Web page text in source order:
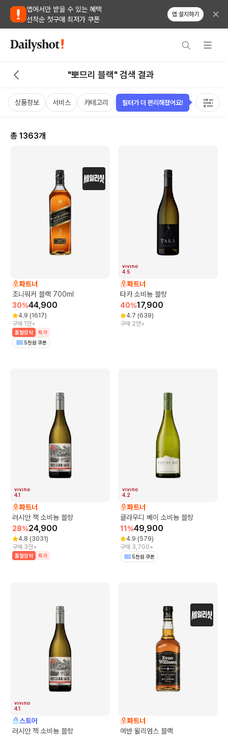
앱에서만 받을 수 있는 혜택
선착순 첫구매 최저가 쿠폰
앱 설치하기
"뽀므리 블랙" 검색 결과
상품정보 서비스 카테고리 가격 비비노점수 국가 용량
총 1363개
파트너
조니워커 블랙 700ml
30%44,900
4.9 (1617)
구매 1만+
품절임박
특가
5천원 쿠폰
4.5
파트너
타카 소비뇽 블랑
40%17,900
4.7 (639)
구매 2만+
4.1
파트너
러시안 잭 소비뇽 블랑
28%24,900
4.8 (3031)
구매 3만+
품절임박 특가
4.2
파트너
클라우디 베이 소비뇽 블랑
11 %49,900
4.9 (579)
구매 3,700+
5천원 쿠폰
4.1
스토어
러시안 잭 소비뇽 블랑
파트너
에반 윌리엄스 블랙
필터가 더 편리해졌어요!